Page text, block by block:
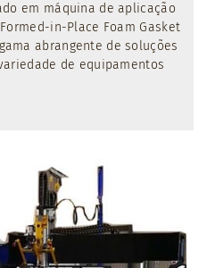
em máquina de aplicação
in-Place Foam Gasket
abrangente de soluções
de equipamentos